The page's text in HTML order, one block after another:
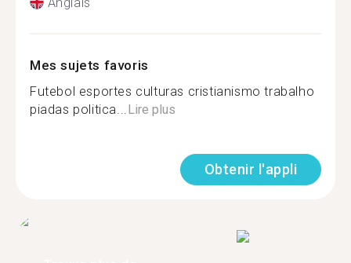
Mes sujets favoris
Futebol esportes culturas cristianismo trabalho
piadas politica... Lire plus
Obtenir l'appli